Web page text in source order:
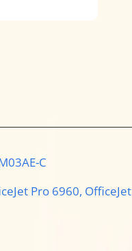
C
Pro 6960,